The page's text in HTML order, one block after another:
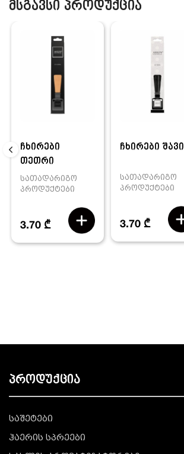
მსგავსი პროდუქცია
ჩხირები
თეთრი
სათადარიგო
პროდუქტები
3.70 ₾
ჩხირები შავი
სათადარიგო
პროდუქტები
3.70 ₾
პროდუქცია
საშეტები
ჰაერის სპრეები